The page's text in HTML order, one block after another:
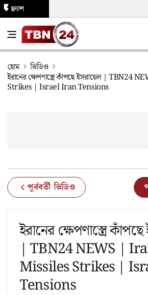
ফ্ল্যাশ
হোম
ভিডিও
ইরানের ক্ষেপণাস্ত্রে কাঁপছে ইসরায়েল | TBN24
Strikes | Israel Iran Tensions
পূর্ববর্তী ভিডিও
ইরানের ক্ষেপণাস্ত্রে
| TBN24 NEWS |
Missiles Strikes |
Tensions